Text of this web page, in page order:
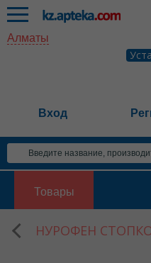
Алматы
Вход
Товары
НУРОФЕН